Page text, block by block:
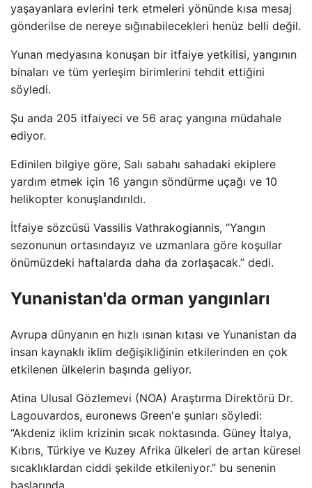
yaşayanlara evlerini terk etmeleri yönünde kısa mesaj
gönderilse de nereye sığınabilecekleri henüz belli değil.
Yunan medyasına konuşan bir itfaiye yetkilisi, yangının
binaları ve tüm yerleşim birimlerini tehdit ettiğini
söyledi.
Şu anda 205 itfaiyeci ve 56 araç yangına müdahale
ediyor.
Edinilen bilgiye göre, Salı sabahı sahadaki ekiplere
yardım etmek için 16 yangın söndürme uçağı ve 10
helikopter konuşlandırıldı.
İtfaiye sözcüsü Vassilis Vathrakogiannis, “Yangın
sezonunun ortasındayız ve uzmanlara göre koşullar
önümüzdeki haftalarda daha da zorlaşacak.” dedi.
Yunanistan'da orman yangınları
Avrupa dünyanın en hızlı ısınan kıtası ve Yunanistan da
insan kaynaklı iklim değişikliğinin etkilerinden en çok
etkilenen ülkelerin başında geliyor.
Atina Ulusal Gözlemevi (NOA) Araştırma Direktörü Dr.
Lagouvardos, euronews Green'e şunları söyledi:
“Akdeniz iklim krizinin sıcak noktasında. Güney İtalya,
Kıbrıs, Türkiye ve Kuzey Afrika ülkeleri de artan küresel
sıcaklıklardan ciddi şekilde etkileniyor.” bu senenin
başlarında.